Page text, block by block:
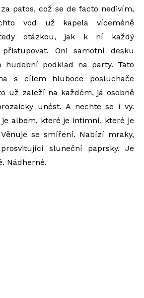
patos, což se de facto nedivím,
vod už kapela víceméně
otázkou, jak k ní každý
Oni samotní desku
hudební podklad na party. Tato
s cílem hluboce posluchače
už zaleží na každém, já osobně
unést. A nechte se i vy.
albem, které je intimní, které je
se smíření. Nabízí mraky,
sluneční paprsky. Je
Nádherné.